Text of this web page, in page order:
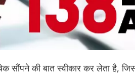
सौंपने की बात स्वीकार कर लेता है,